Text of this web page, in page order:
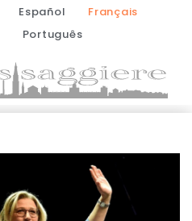
Español
Français
Português